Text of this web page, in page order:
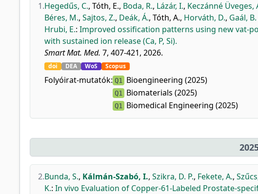
1.Hegedűs, C., Tóth, E., Boda, R., Lázár, I., Keczánné Üveges,
Béres, M., Sajtos, Z., Deák, Á., Tóth, A., Horváth, D., Gaál, B.
Hrubi, E.: Improved ossification patterns using new vat-
with sustained ion release (Ca, P, Si).
Smart Mat. Med. 7, 407-421, 2026.
doi DEA WoS Scopus
Folyóirat-mutatók: Q1 Bioengineering (2025)
Q1 Biomaterials (2025)
Q1 Biomedical Engineering (2025)
2.Bunda, S., Kálmán-Szabó, I., Szikra, D. P., Fekete, A.,
K.: In vivo Evaluation of Copper-61-Labeled Prostate-